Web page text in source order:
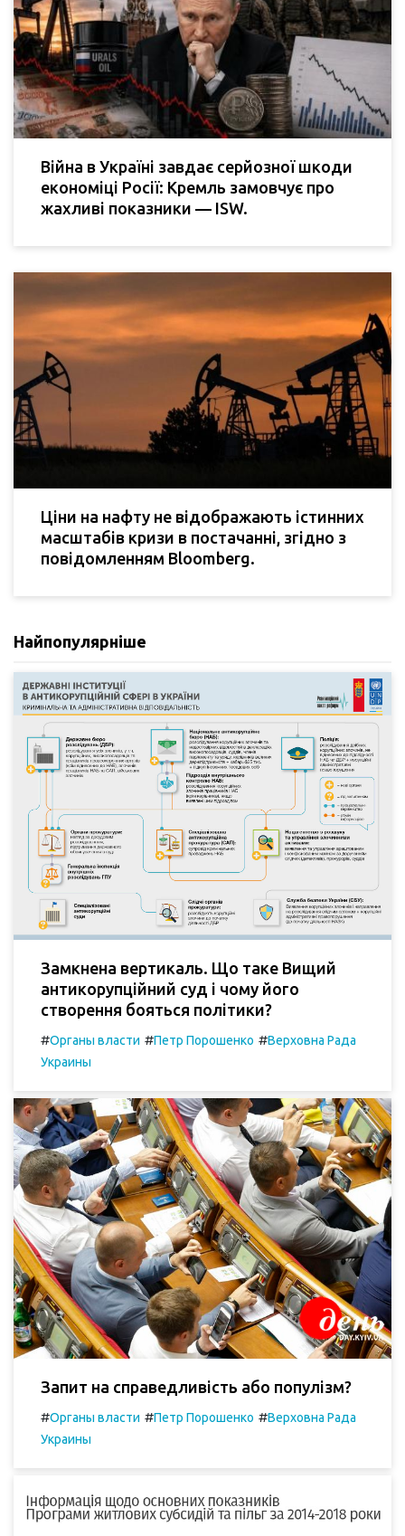
Війна в Україні завдає серйозної шкоди
економіці Росії: Кремль замовчує про
жахливі показники — ISW.
Ціни на нафту не відображають істинних
масштабів кризи в постачанні, згідно з
повідомленням Bloomberg.
Найпопулярніше
Замкнена вертикаль. Що таке Вищий
антикорупційний суд і чому його
створення бояться політики?
#Органы власти #Петр Порошенко #Верховна Рада
Украины
Запит на справедливість або популізм?
#Органы власти #Петр Порошенко #Верховна Рада
Украины